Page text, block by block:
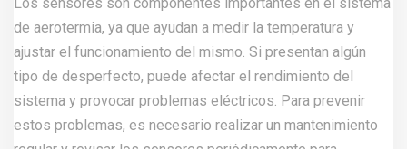
de aerotermia, ya que ayudan a medir la temperatura y
ajustar el funcionamiento del mismo. Si presentan algún
tipo de desperfecto, puede afectar el rendimiento del
sistema y provocar problemas eléctricos. Para prevenir
estos problemas, es necesario realizar un mantenimiento